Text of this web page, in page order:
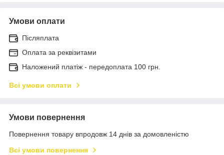
Умови оплати
Післяплата
Оплата за реквізитами
Наложений платіж - передоплата 100 грн.
Всі умови оплати
Умови повернення
Повернення товару впродовж 14 днів за домовленістю
Всі умови повернення